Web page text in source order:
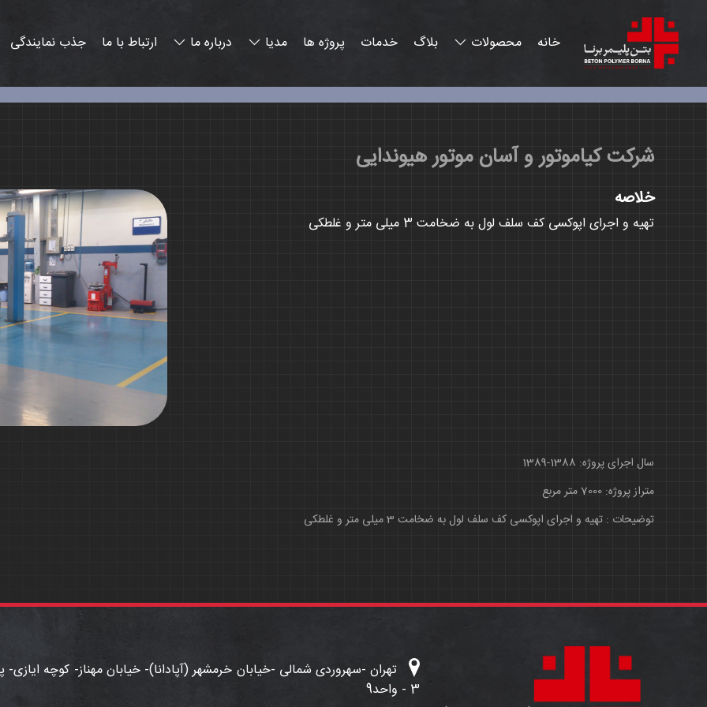
شرکت کیاموتور و آسان موتور هیوندایی
خلاصه
تهیه و اجرای اپوکسی کف سلف لول به ضخامت 3 میلی متر و غلطکی
سال اجرای پروژه: 1388-1389
متراز پروژه: 7000 متر مربع
توضیحات : تهیه و اجرای اپوکسی کف سلف لول به ضخامت 3 میلی متر و غلطکی
3 - واحد9